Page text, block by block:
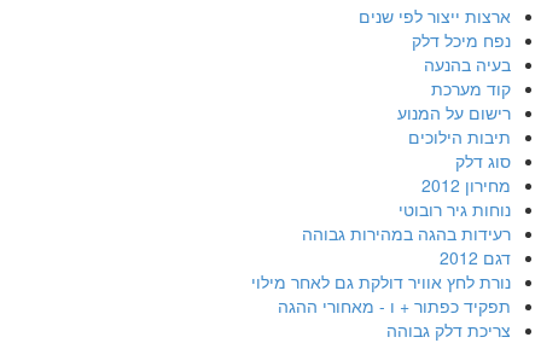
ארצות ייצור לפי שנים
נפח מיכל דלק
בעיה בהנעה
קוד מערכת
רישום על המנוע
תיבות הילוכים
סוג דלק
מחירון 2012
נוחות גיר רובוטי
רעידות בהגה במהירות גבוהה
דגם 2012
נורת לחץ אוויר דולקת גם לאחר מילוי
תפקיד כפתור + ו - מאחורי ההגה
צריכת דלק גבוהה